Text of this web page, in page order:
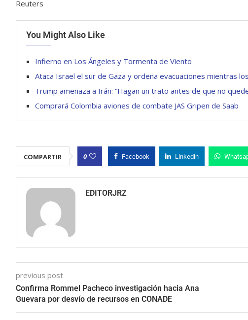
Reuters
You Might Also Like
Infierno en Los Ángeles y Tormenta de Viento
Ataca Israel el sur de Gaza y ordena evacuaciones mientras
Trump amenaza a Irán: “Hagan un trato antes de que no
Comprará Colombia aviones de combate JAS Gripen de Saab
COMPARTIR 0 Facebook Linkedin
EDITORJRZ
previous post
Confirma Rommel Pacheco investigación hacia Ana
Guevara por desvío de recursos en CONADE